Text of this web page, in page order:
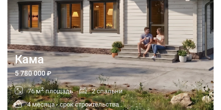
Кама
5 780 000₽
76 м2площадь
2 спальни
4 месяца - срок строительства